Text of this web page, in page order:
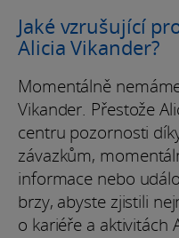
Jaké vzrušující
Alicia Vikander?
Momentálně
Vikander. Přestože
centru pozornosti
závazkům,
informace nebo
brzy, abyste zjistili
o kariéře a aktivitách